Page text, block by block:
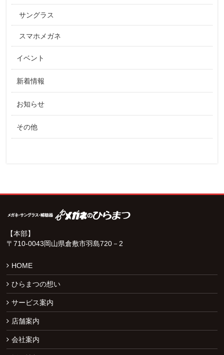
サングラス
スマホメガネ
イベント
新着情報
お知らせ
その他
【本部】
〒710-0043岡山県倉敷市羽島720－2
HOME
ひらまつの想い
サービス案内
店舗案内
会社案内